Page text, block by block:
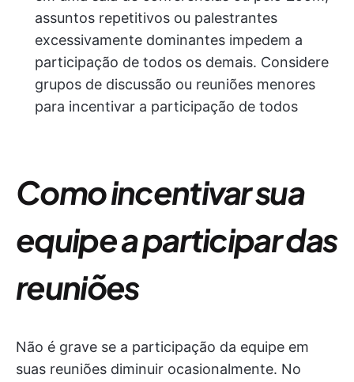
assuntos repetitivos ou palestrantes
excessivamente dominantes impedem a
participação de todos os demais. Considere
grupos de discussão ou reuniões menores
para incentivar a participação de todos
Como incentivar sua
equipe a participar das
reuniões
Não é grave se a participação da equipe em
suas reuniões diminuir ocasionalmente. No